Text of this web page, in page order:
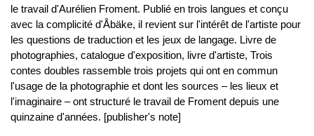
le travail d'Aurélien Froment. Publié en trois langues et conçu
avec la complicité d'Åbäke, il revient sur l'intérêt de l'artiste pour
les questions de traduction et les jeux de langage. Livre de
photographies, catalogue d'exposition, livre d'artiste, Trois
contes doubles rassemble trois projets qui ont en commun
l'usage de la photographie et dont les sources – les lieux et
l'imaginaire – ont structuré le travail de Froment depuis une
quinzaine d'années. [publisher's note]